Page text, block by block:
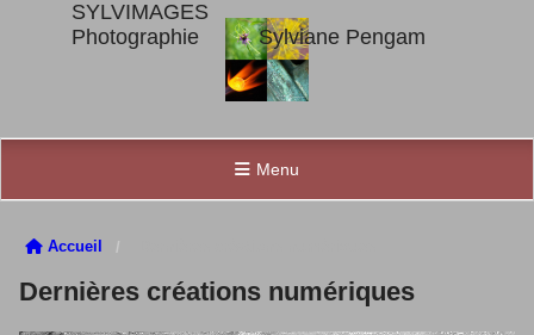
SYLVIMAGES
Photographie Sylviane Pengam
Menu
Accueil
Dernières créations numériques